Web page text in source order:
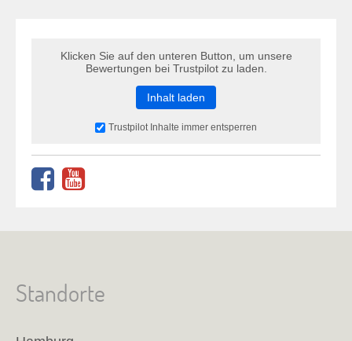
Klicken Sie auf den unteren Button, um unsere
Bewertungen bei Trustpilot zu laden.
Inhalt laden
Trustpilot Inhalte immer entsperren
Standorte